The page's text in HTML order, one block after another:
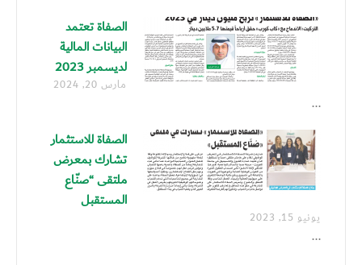
الصفاة تعتمد
البيانات المالية
لديسمبر 2023
مارس 20, 2024
...
الصفاة للاستثمار
تشارك بمعرض
ملتقى “صنّاع
المستقبل
يونيو 15, 2023
...